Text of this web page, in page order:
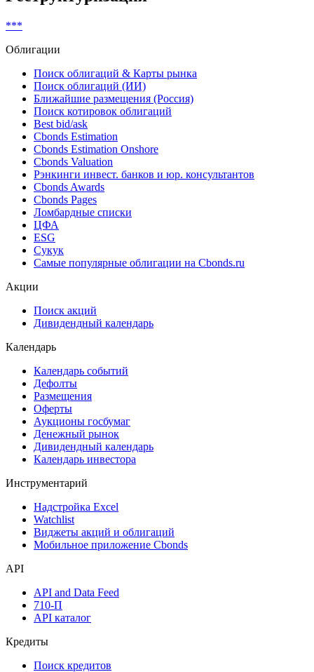
Реструктуризация
Облигации
Поиск облигаций & Карты рынка
Поиск облигаций (ИИ)
Ближайшие размещения (Россия)
Поиск котировок облигаций
Best bid/ask
Cbonds Estimation
Cbonds Estimation Onshore
Cbonds Valuation
Рэнкинги инвест. банков и юр. консультантов
Cbonds Awards
Cbonds Pages
Ломбардные списки
ESG
Самые популярные облигации на Cbonds.ru
Дивидендный календарь
Календарь
Календарь событий
Дефолты
Размещения
Оферты
Аукционы госбумаг
Денежный рынок
Календарь инвестора
Инструментарий
Надстройка Excel
Мобильное приложение Cbonds
API
API and Data Feed
API каталог